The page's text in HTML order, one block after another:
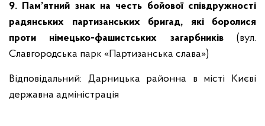
9. Пам’ятний знак на честь бойової співдружності
радянських партизанських бригад, які боролися
проти німецько-фашистських загарбників (вул.
Славгородська парк «Партизанська слава»)
Відповідальний: Дарницька районна в місті Києві
державна адміністрація